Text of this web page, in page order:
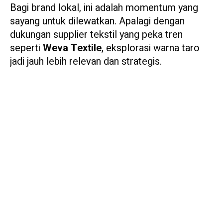
Bagi brand lokal, ini adalah momentum yang
sayang untuk dilewatkan. Apalagi dengan
dukungan supplier tekstil yang peka tren
seperti Weva Textile, eksplorasi warna taro
jadi jauh lebih relevan dan strategis.